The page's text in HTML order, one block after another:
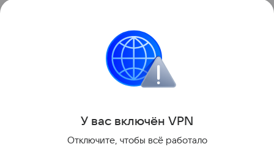
от действий цифровых аферистов, рассказал
директор автономной некоммерческой
организации «Центр защиты и развития личности»
Поделиться
У вас включён VPN
Отключите, чтобы всё работало